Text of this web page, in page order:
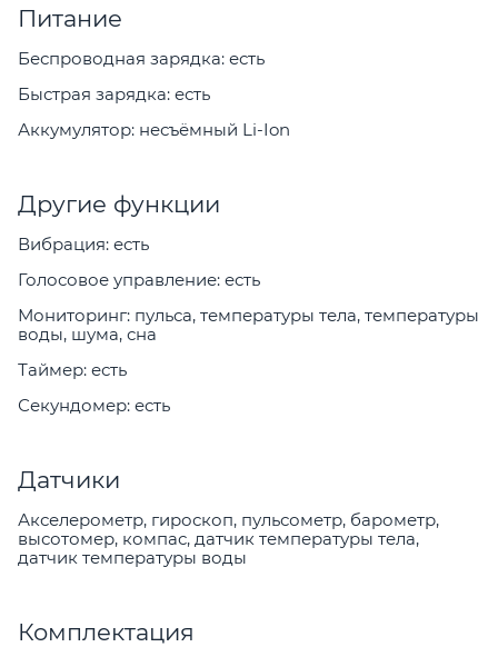
Питание
Беспроводная зарядка: есть
Быстрая зарядка: есть
Аккумулятор: несъёмный Li-Ion
Другие функции
Вибрация: есть
Голосовое управление: есть
Мониторинг: пульса, температуры тела, температуры
воды, шума, сна
Таймер: есть
Секундомер: есть
Датчики
Акселерометр, гироскоп, пульсометр, барометр,
высотомер, компас, датчик температуры тела,
датчик температуры воды
Комплектация